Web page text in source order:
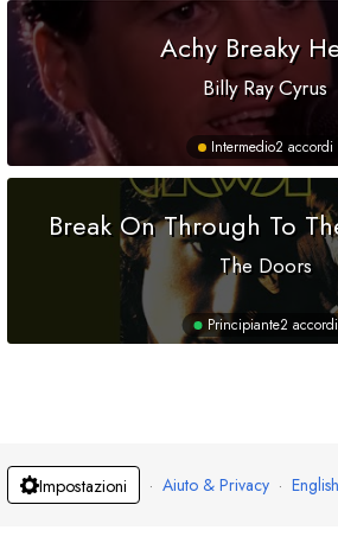
Achy Breaky
Billy Ray Cyrus
Intermedio2 accordi
Break On Through To
The Doors
Principiante2 accordi
Impostazioni · Aiuto & Privacy · English